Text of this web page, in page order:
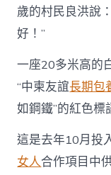
歲的村民良洪說
好！”
一座20多米高的
“中柬友誼長期包
如鋼鐵”的紅色標
這是去年10月投
女人合作項目中